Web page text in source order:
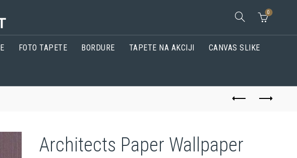
0
FOTO TAPETE BORDURE TAPETE NA AKCIJI CANVAS SLIKE
Architects Paper Wallpaper